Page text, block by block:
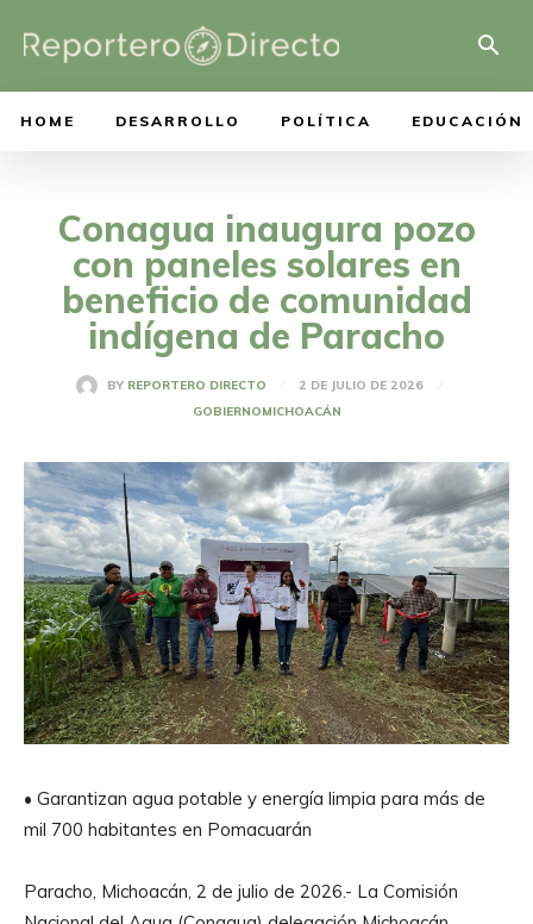
HOME DESARROLLO POLÍTICA EDUCACIÓN
Conagua inaugura pozo
con paneles solares en
beneficio de comunidad
indígena de Paracho
BY REPORTERO DIRECTO
2 DE JULIO DE 2026
GOBIERNOMICHOACÁN
• Garantizan agua potable y energía limpia para más de
mil 700 habitantes en Pomacuarán
Paracho, Michoacán, 2 de julio de 2026.- La Comisión